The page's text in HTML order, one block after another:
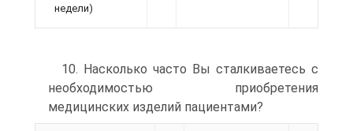
недели)
10. Насколько часто Вы сталкиваетесь с
необходимостью приобретения
медицинских изделий пациентами?